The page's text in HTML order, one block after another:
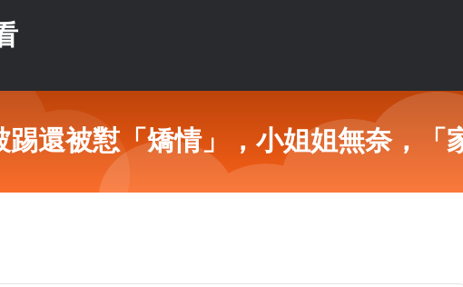
還被懟「矯情」，小姐姐無奈，「